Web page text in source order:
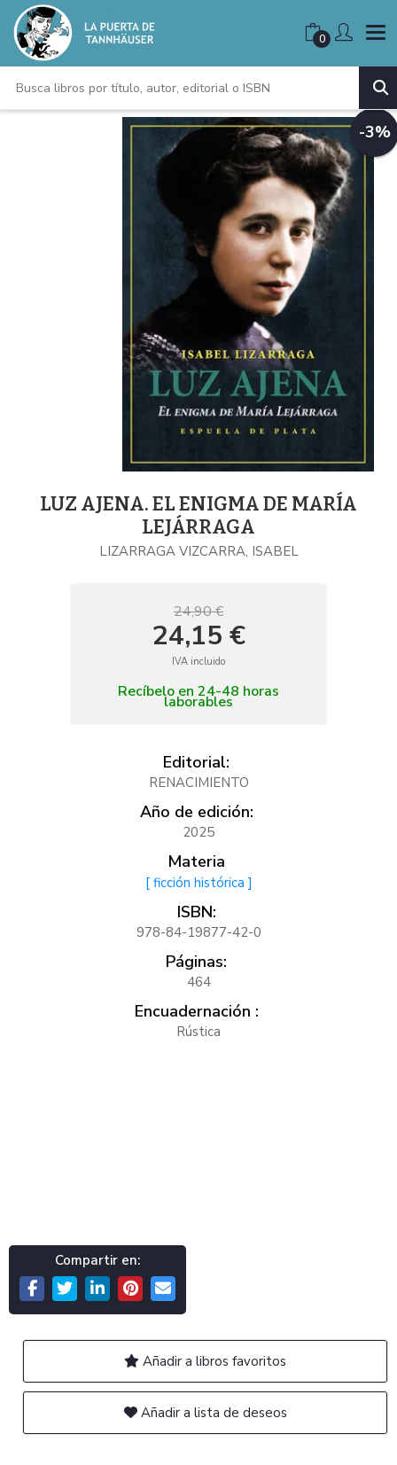
0
-3%
LUZ AJENA. EL ENIGMA DE MARÍA
LEJÁRRAGA
LIZARRAGA VIZCARRA, ISABEL
24,90 €
24,15 €
IVA incluido
Recíbelo en 24-48 horas
laborables
Editorial:
RENACIMIENTO
Año de edición:
2025
Materia
[ ficción histórica ]
ISBN:
978-84-19877-42-0
Páginas:
464
Encuadernación :
Rústica
Compartir en:
Añadir a libros favoritos
Añadir a lista de deseos